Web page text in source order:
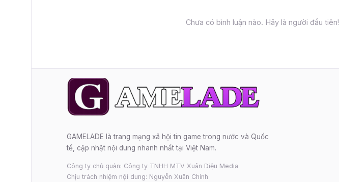
Chưa có bình luận nào. Hãy là người đầu tiên!
GAMELADE là trang mạng xã hội tin game trong nước và Quốc
tế, cập nhật nội dung nhanh nhất tại Việt Nam.
Công ty chủ quản: Công ty TNHH MTV Xuân Diệu Media
Chịu trách nhiệm nội dung: Nguyễn Xuân Chính